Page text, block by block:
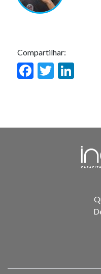
Compartilhar:
Facebook
Twitter